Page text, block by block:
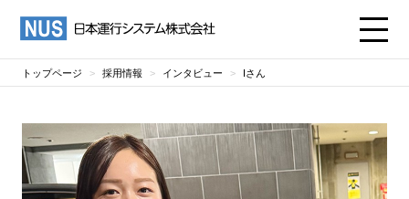
トップページ 採用情報 インタビュー Iさん